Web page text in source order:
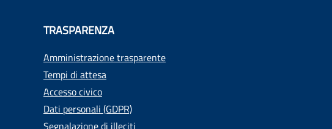
TRASPARENZA
Amministrazione trasparente
Tempi di attesa
Accesso civico
Dati personali (GDPR)
Segnalazione di illeciti